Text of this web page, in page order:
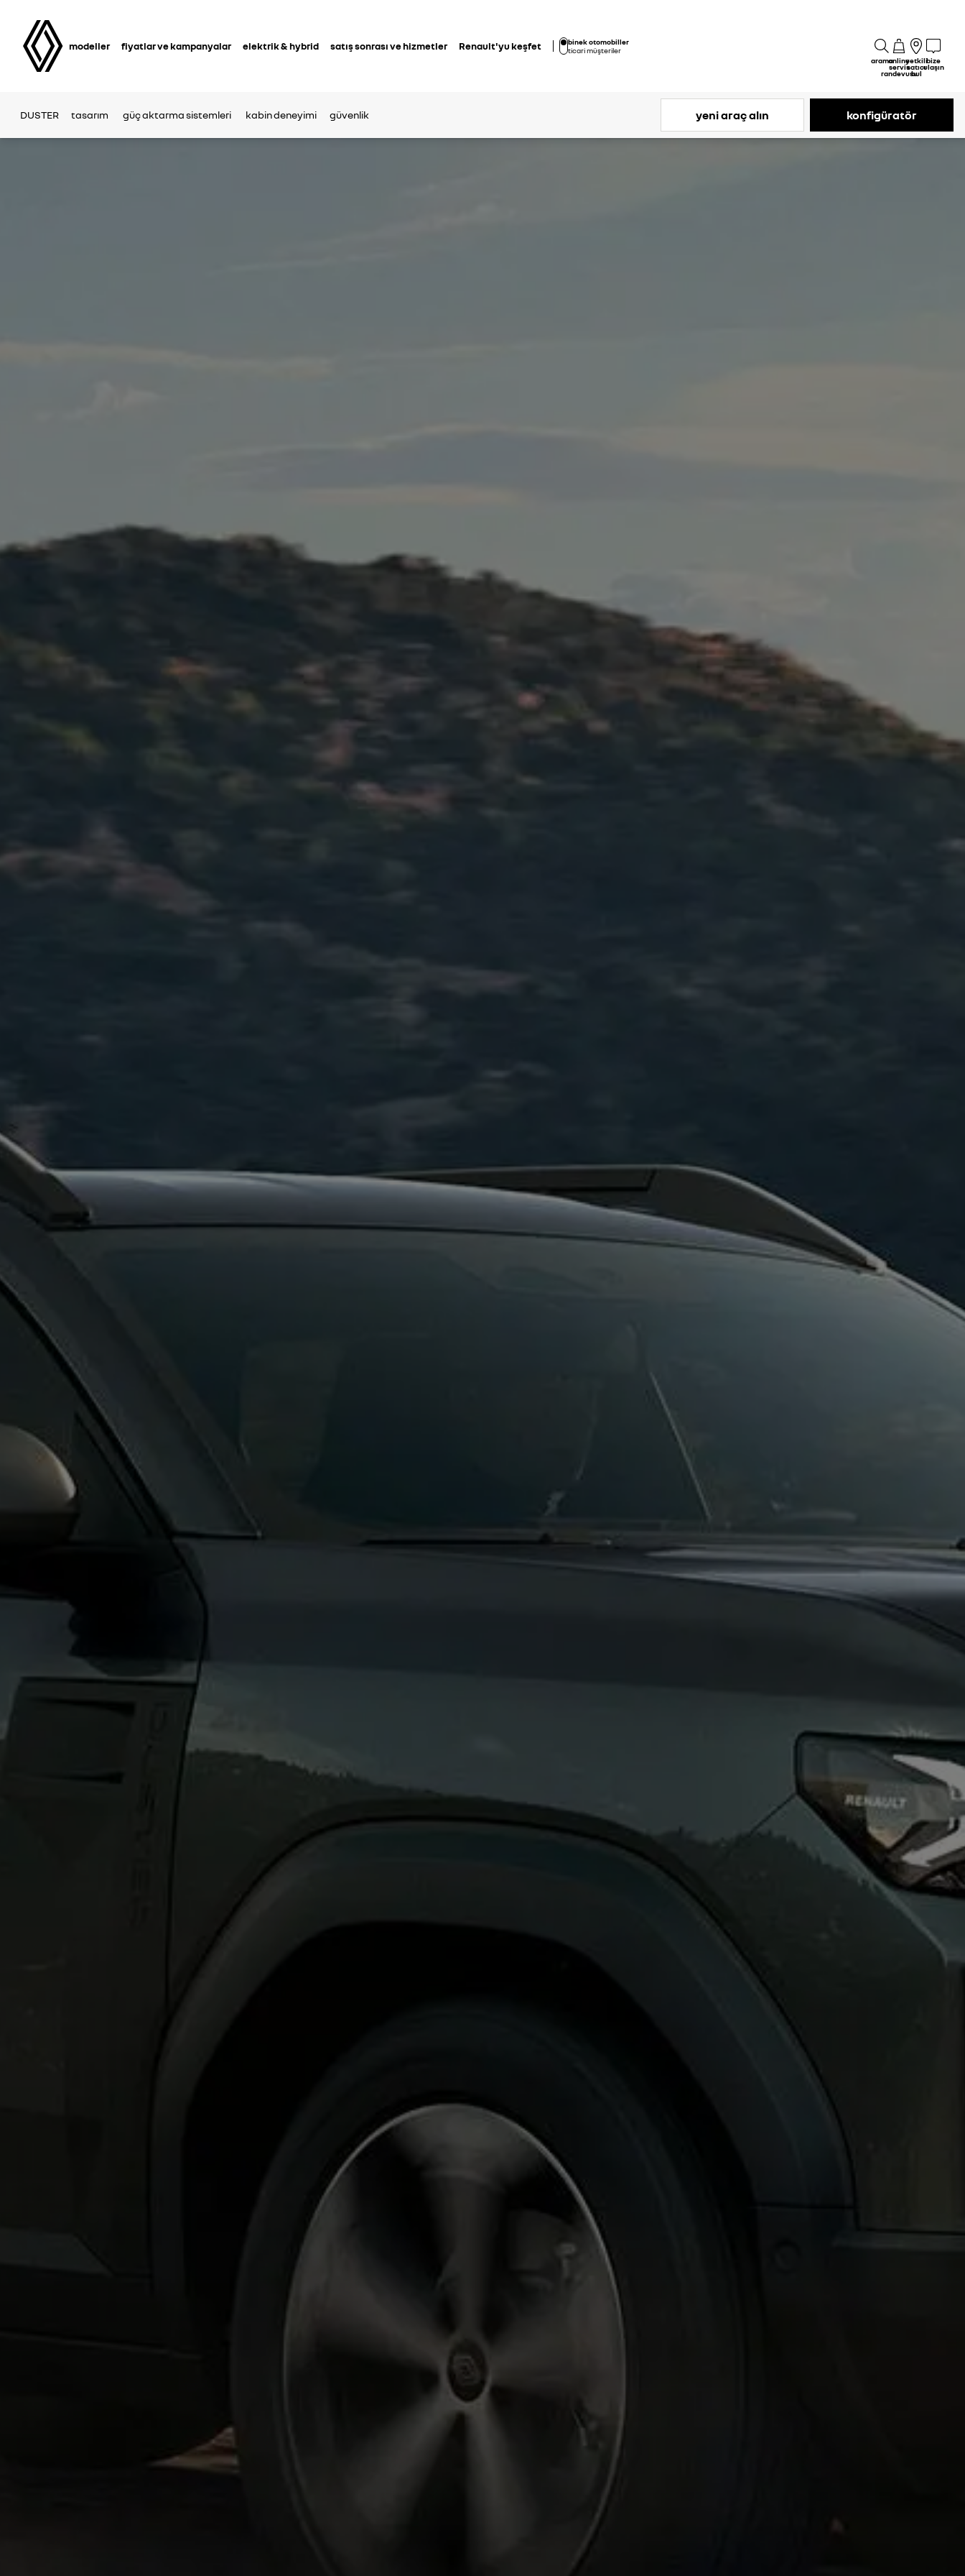
modeller fiyatlar ve kampanyalar elektrik & hybrid satış sonrası ve hizmetler Renault'yu keşfet
binek otomobiller
ticari müşteriler
aramaonline
servis
randevusu
yetkili
satıcı
bul
bize
ulaşın
DUSTER tasarım güç aktarma sistemleri kabin deneyimi güvenlik yeni araç alın konfigüratör